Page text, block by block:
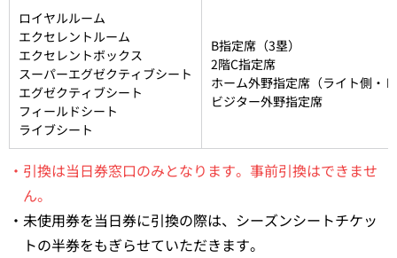
ロイヤルルーム
エクセレントルーム
エクセレントボックス
スーパーエグゼクティブシート
エグゼクティブシート
フィールドシート
ライブシート
B指定席（3塁）
2階C指定席
ホーム外野指定席（ライト側・
ビジター外野指定席
・引換は当日券窓口のみとなります。事前引換はできませ
ん。
・未使用券を当日券に引換の際は、シーズンシートチケッ
トの半券をもぎらせていただきます。